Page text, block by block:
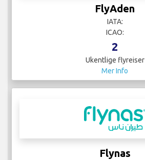
FlyAden
IATA:
ICAO:
2
Ukentlige flyreiser
Mer Info
Flynas